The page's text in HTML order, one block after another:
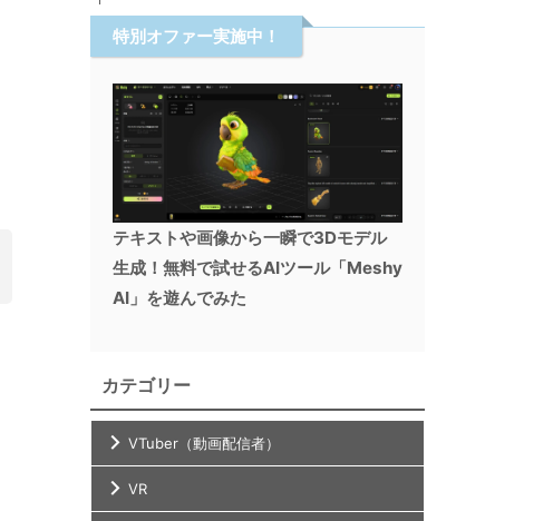
特別オファー実施中！
テキストや画像から一瞬で3Dモデル
生成！無料で試せるAIツール「Meshy
AI」を遊んでみた
カテゴリー
VTuber（動画配信者）
VR